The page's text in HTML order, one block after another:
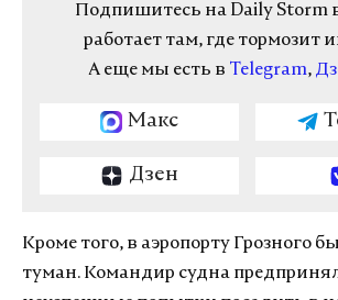
Подпишитесь на Daily Storm
работает там, где тормозит
А еще мы есть в Telegram,
Макс
Дзен
Кроме того, в аэропорту Грозного
туман. Командир судна